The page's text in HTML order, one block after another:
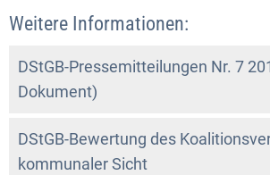
Weitere Informationen:
DStGB-Pressemitteilungen Nr. 7
Dokument)
DStGB-Bewertung des
kommunaler Sicht